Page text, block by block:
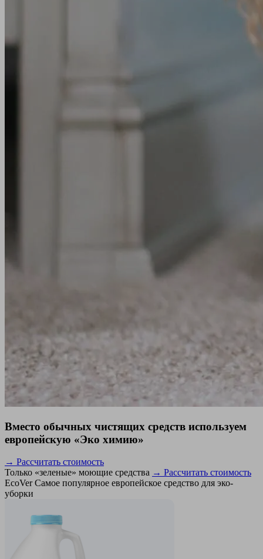
Вместо обычных чистящих средств используем
европейскую «Эко химию»
→ Рассчитать стоимость
Только «зеленые» моющие средства → Рассчитать стоимость
EcoVer Самое популярное европейское средство для эко-
уборки